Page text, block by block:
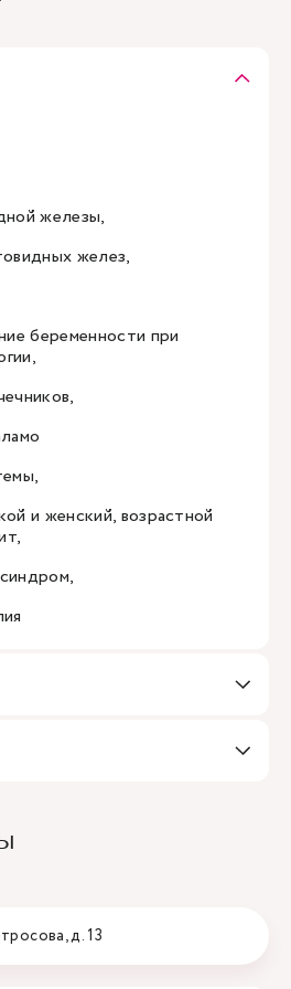
железы,
желез,
беременности при
и женский, возрастной
д. 13